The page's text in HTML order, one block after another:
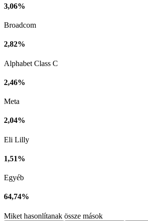
3,06%
Broadcom
2,82%
Alphabet Class C
2,46%
Meta
2,04%
Eli Lilly
1,51%
Egyéb
64,74%
Miket hasonlítanak össze mások